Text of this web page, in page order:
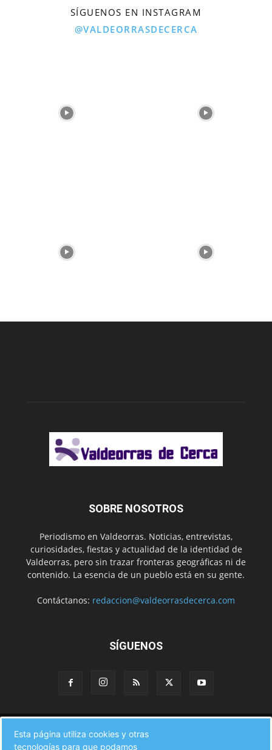
SÍGUENOS EN INSTAGRAM
@VALDEORRASDECERCA
SOBRE NOSOTROS
Periodismo en Valdeorras. Noticias, entrevistas,
curiosidades, fiestas y actualidad de la identidad de
Valdeorras, pero sin trazar fronteras geográficas ni de
contenido. La esencia de un pueblo está en su gente.
Contáctanos: redaccion@valdeorrasdecerca.com
SÍGUENOS
A pie de calle
Fiestas Eventos Cultura
Esta página utiliza cookies y otras
tecnologías para que podamos